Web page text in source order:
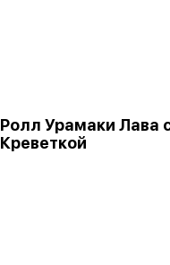
Ролл Урамаки Лава
Креветкой